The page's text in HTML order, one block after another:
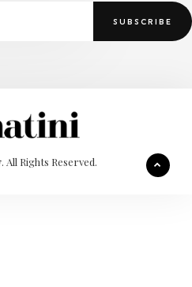
All Rights Reserved.